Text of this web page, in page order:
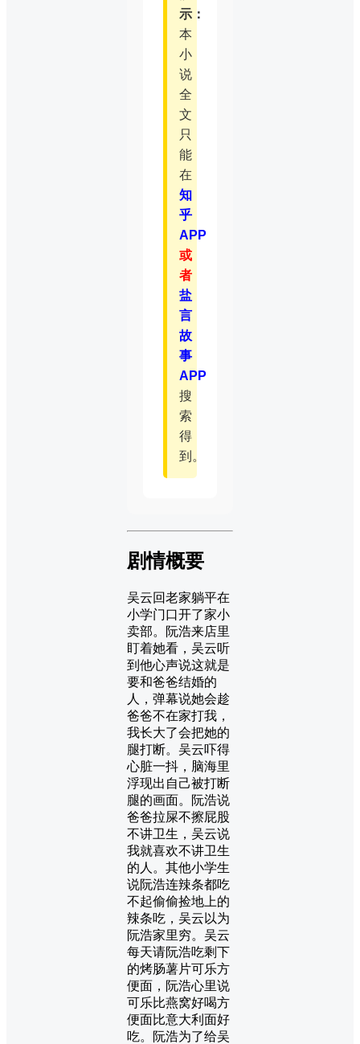
示：
本
小
说
全
文
只
能
在
知
乎
APP
或
者
盐
言
故
事
APP
搜
索
得
到。
剧情概要
吴云回老家躺平在
小学门口开了家小
卖部。阮浩来店里
盯着她看，吴云听
到他心声说这就是
要和爸爸结婚的
人，弹幕说她会趁
爸爸不在家打我，
我长大了会把她的
腿打断。吴云吓得
心脏一抖，脑海里
浮现出自己被打断
腿的画面。阮浩说
爸爸拉屎不擦屁股
不讲卫生，吴云说
我就喜欢不讲卫生
的人。其他小学生
说阮浩连辣条都吃
不起偷偷捡地上的
辣条吃，吴云以为
阮浩家里穷。吴云
每天请阮浩吃剩下
的烤肠薯片可乐方
便面，阮浩心里说
可乐比燕窝好喝方
便面比意大利面好
吃。阮浩为了给吴